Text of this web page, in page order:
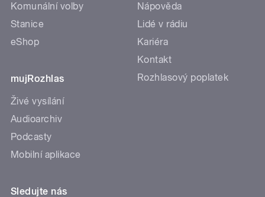
Komunální volby
Stanice
eShop
mujRozhlas
Živé vysílání
Audioarchiv
Podcasty
Mobilní aplikace
Nápověda
Lidé v rádiu
Kariéra
Kontakt
Rozhlasový poplatek
Sledujte nás